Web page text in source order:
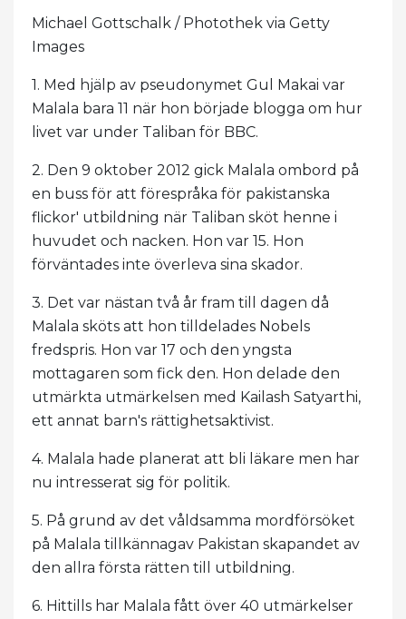
Michael Gottschalk / Photothek via Getty
Images
1. Med hjälp av pseudonymet Gul Makai var
Malala bara 11 när hon började blogga om hur
livet var under Taliban för BBC.
2. Den 9 oktober 2012 gick Malala ombord på
en buss för att förespråka för pakistanska
flickor' utbildning när Taliban sköt henne i
huvudet och nacken. Hon var 15. Hon
förväntades inte överleva sina skador.
3. Det var nästan två år fram till dagen då
Malala sköts att hon tilldelades Nobels
fredspris. Hon var 17 och den yngsta
mottagaren som fick den. Hon delade den
utmärkta utmärkelsen med Kailash Satyarthi,
ett annat barn's rättighetsaktivist.
4. Malala hade planerat att bli läkare men har
nu intresserat sig för politik.
5. På grund av det våldsamma mordförsöket
på Malala tillkännagav Pakistan skapandet av
den allra första rätten till utbildning.
6. Hittills har Malala fått över 40 utmärkelser